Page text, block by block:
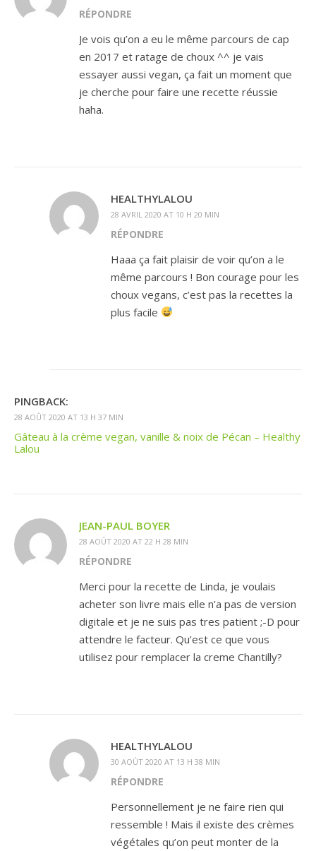
RÉPONDRE
Je vois qu’on a eu le même parcours de cap
en 2017 et ratage de choux ^^ je vais
essayer aussi vegan, ça fait un moment que
je cherche pour faire une recette réussie
haha.
HEALTHYLALOU
28 AVRIL 2020 AT 10 H 20 MIN
RÉPONDRE
Haaa ça fait plaisir de voir qu’on a le
même parcours ! Bon courage pour les
choux vegans, c’est pas la recettes la
plus facile
PINGBACK:
28 AOÛT 2020 AT 13 H 37 MIN
Gâteau à la crème vegan, vanille & noix de Pécan – Healthy
Lalou
JEAN-PAUL BOYER
28 AOÛT 2020 AT 22 H 28 MIN
RÉPONDRE
Merci pour la recette de Linda, je voulais
acheter son livre mais elle n’a pas de version
digitale et je ne suis pas tres patient ;-D pour
attendre le facteur. Qu’est ce que vous
utilisez pour remplacer la creme Chantilly?
HEALTHYLALOU
30 AOÛT 2020 AT 13 H 38 MIN
RÉPONDRE
Personnellement je ne faire rien qui
ressemble ! Mais il existe des crèmes
végétales qu’on peut monter de la